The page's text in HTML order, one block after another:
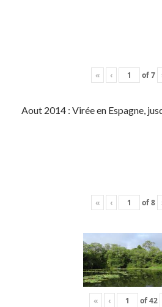
« ‹ of7
Aout 2014 : Virée en Espagne,
« ‹ of8
« ‹ of42